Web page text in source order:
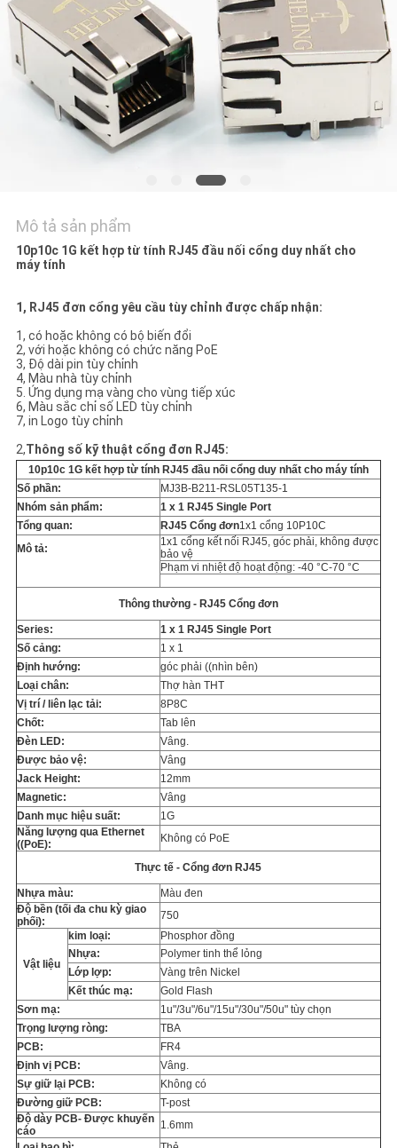
YÊU
CẦU
BÁO
GIÁ
TRANG
WEB
CHÍNH
SÁCH
BẢO
MẬT
Mô tả sản phẩm
10p10c 1G kết hợp từ tính RJ45 đầu nối cổng duy nhất cho
máy tính
1, RJ45 đơn cổng yêu cầu tùy chỉnh được chấp nhận:
1, có hoặc không có bộ biến đổi
2, với hoặc không có chức năng PoE
3, Độ dài pin tùy chỉnh
4, Màu nhà tùy chỉnh
5. Ứng dụng mạ vàng cho vùng tiếp xúc
6, Màu sắc chỉ số LED tùy chỉnh
7, in Logo tùy chỉnh
2,Thông số kỹ thuật cổng đơn RJ45:
10p10c 1G kết hợp từ tính RJ45 đầu nối cổng duy nhất cho máy tính
Số phần:
MJ3B-B211-RSL05T135-1
Nhóm sản phẩm:
1 x 1 RJ45 Single Port
Tổng quan:
RJ45 Cổng đơn1x1 cổng 10P10C
Mô tả:
1x1 cổng kết nối RJ45, góc phải, không được
bảo vệ
Phạm vi nhiệt độ hoạt động: -40 °C-70 °C
Thông thường - RJ45 Cổng đơn
Series:
1 x 1 RJ45 Single Port
Số cảng:
1 x 1
Định hướng:
góc phải ((nhìn bên)
Loại chân:
Thợ hàn THT
Vị trí / liên lạc tải:
8P8C
Chốt:
Tab lên
Đèn LED:
Vâng.
Được bảo vệ:
Vâng
Jack Height:
12mm
Magnetic:
Vâng
Danh mục hiệu suất:
1G
Năng lượng qua Ethernet
((PoE):
Không có PoE
Thực tế - Cổng đơn RJ45
Nhựa màu:
Màu đen
Độ bền (tối đa chu kỳ giao
phối):
750
Vật liệu
kim loại:
Phosphor đồng
Nhựa:
Polymer tinh thể lỏng
Lớp lợp:
Vàng trên Nickel
Kết thúc mạ:
Gold Flash
Sơn mạ:
1u"/3u"/6u"/15u"/30u"/50u" tùy chọn
Trọng lượng ròng:
TBA
PCB:
FR4
Định vị PCB:
Vâng.
Sự giữ lại PCB:
Không có
Đường giữ PCB:
T-post
Độ dày PCB- Được khuyến
cáo
1.6mm